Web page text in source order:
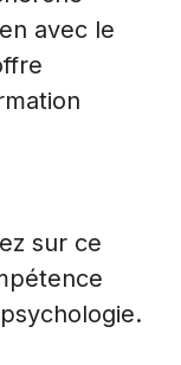
avec le
sur ce